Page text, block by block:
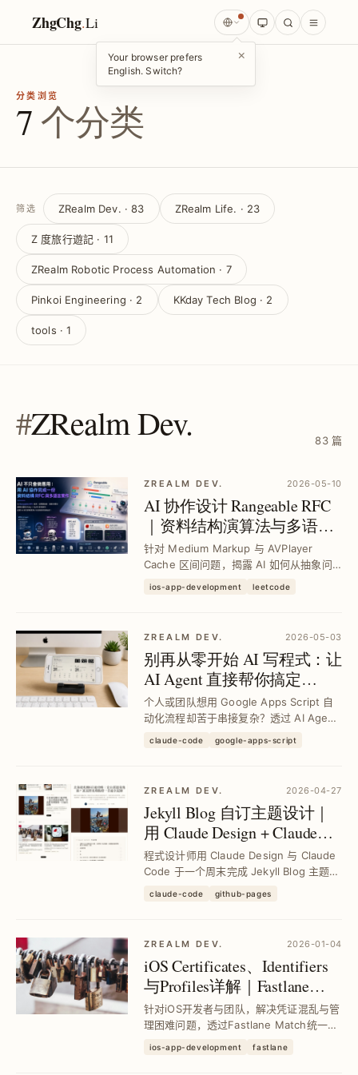
ZhgChg.Li
Your browser prefers
English. Switch?
×
分类浏览
7 个分类
筛选 ZRealm Dev. · 83 ZRealm Life. · 23
Z 度旅行遊記 · 11
ZRealm Robotic Process Automation · 7
Pinkoi Engineering · 2 KKday Tech Blog · 2
tools · 1
#ZRealm Dev. 83 篇
ZREALM DEV. 2026-05-10
AI 协作设计 Rangeable RFC
｜资料结构演算法与多语言
实作详解
针对 Medium Markup 与 AVPlayer
Cache 区间问题，揭露 AI 如何从抽象问
实作 Rangeable RFC，带来最高效区间合
ios-app-development leetcode
ZREALM DEV. 2026-05-03
别再从零开始 AI 写程式：让
AI Agent 直接帮你搞定
Google Apps Script 串接与开
发
个人或团队想用 Google Apps Script 自
动化流程却苦于串接复杂？透过 AI Agent
案，实现个人桌面 Dashboard 串接天气、
claude-code google-apps-script
ZREALM DEV. 2026-04-27
Jekyll Blog 自订主题设计｜
用 Claude Design + Claude
Code 快速打造专属风格
程式设计师用 Claude Design 与 Claude
Code 于一个周末完成 Jekyll Blog 主题重
造专属风格且支援 RWD 与 SEO，部署于
claude-code github-pages
ZREALM DEV. 2026-01-04
iOS Certificates、Identifiers
与Profiles详解｜Fastlane
Match统一管理凭证与CI/CD
整合实战
针对iOS开发者与团队，解决凭证混乱与管
理困难问题，透过Fastlane Match统一管
私有库，搭配GitHub Actions实现CI/CD
ios-app-development fastlane